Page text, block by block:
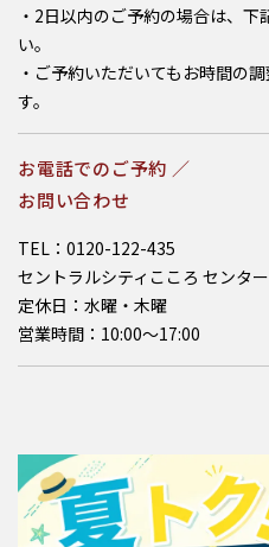
・2日以内のご予約の場合は、
い。
・ご予約いただいてもお時間の
す。
お電話でのご予約 ／
お問い合わせ
TEL：0120-122-435
セントラルシティこころ センタ
定休日：水曜・木曜
営業時間：10:00～17:00